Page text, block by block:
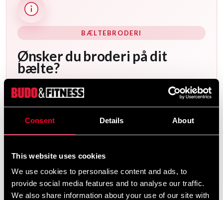
Consent Details About
This website uses cookies
We use cookies to personalise content and ads, to
provide social media features and to analyse our traffic.
We also share information about your use of our site with
BÆLTEBRODERI
Ønsker du broderi på dit
bælte?
Vi tilbyder et stort udvalg af muligheder for
bæltebroderi. For at tilføje broderi til dit bælte går
du til følgende produktsider – vælg det bælte, du
ønsker, og design det direkte på produktsiden.